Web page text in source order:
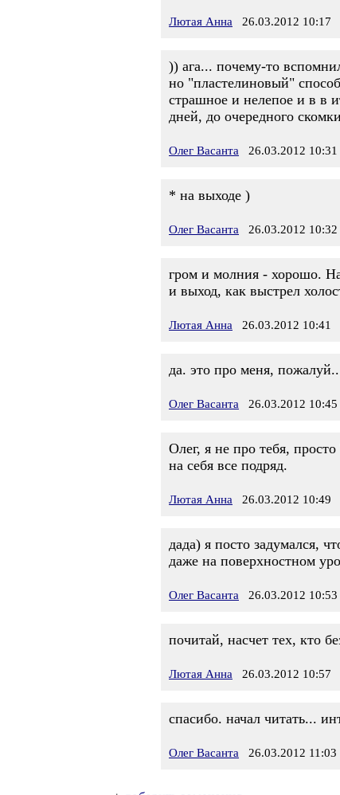
Лютая Анна 26.03.2012 10:17
)) ага... почему-то
но "пластелиновый"
страшное и нелепое и в в
дней, до очередного
Олег Васанта 26.03.2012 10:31
* на выходе )
Олег Васанта 26.03.2012 10:32
гром и молния - хорошо.
и выход, как выстрел
Лютая Анна 26.03.2012 10:41
да. это про меня,
Олег Васанта 26.03.2012 10:45
Олег, я не про тебя,
на себя все подряд.
Лютая Анна 26.03.2012 10:49
дада) я посто задумался,
даже на поверхностном
Олег Васанта 26.03.2012 10:53
почитай, насчет тех, кто
Лютая Анна 26.03.2012 10:57
спасибо. начал читать...
Олег Васанта 26.03.2012 11:03